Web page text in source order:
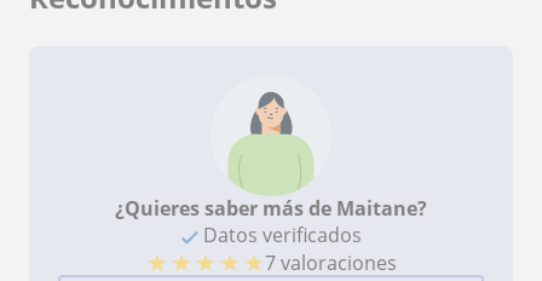
¿Quieres saber más de Maitane?
Datos verificados
★ ★ ★ ★ ★7 valoraciones